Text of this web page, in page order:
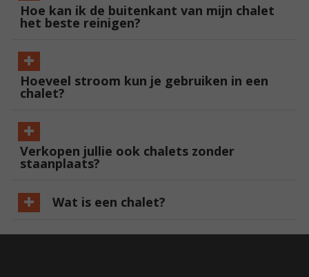
Hoe kan ik de buitenkant van mijn chalet
het beste reinigen?
Hoeveel stroom kun je gebruiken in een
chalet?
Verkopen jullie ook chalets zonder
staanplaats?
Wat is een chalet?